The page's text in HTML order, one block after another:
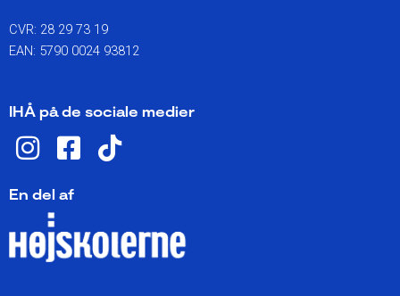
CVR: 28 29 73 19
EAN: 5790 0024 93812
IHÅ på de sociale medier
I
n
s
a
F
a
c
b
T
i
o
En del af